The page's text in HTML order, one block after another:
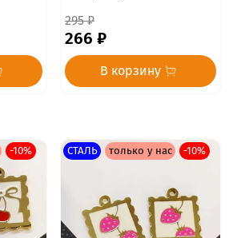
295 ₽
266 ₽
В корзину
-10% СТАЛЬ только у нас -10%